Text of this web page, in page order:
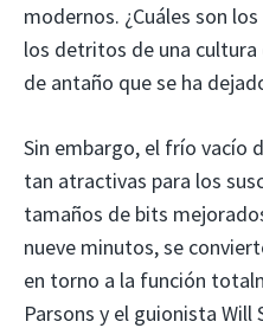
modernos. ¿Cuáles son
los detritos de una
de antaño que se ha
Sin embargo, el frío vacío
tan atractivas para los
tamaños de bits
nueve minutos, se
en torno a la función
Parsons y el guionista Will